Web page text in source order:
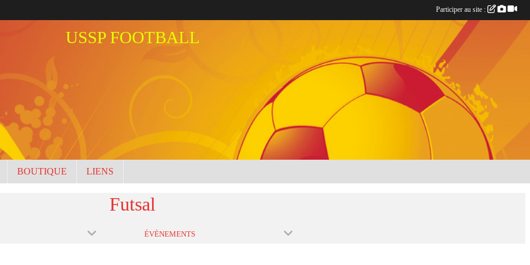
USSP FOOTBALL
BOUTIQUE LIENS
Futsal
ÉVÈNEMENTS
Participer au site :